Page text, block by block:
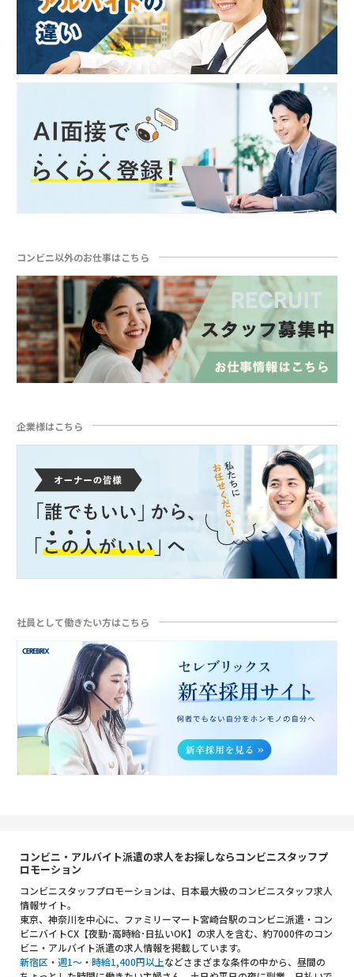
コンビニ以外のお仕事はこちら
企業様はこちら
社員として働きたい方はこちら
コンビニ・アルバイト派遣の求人をお探しならコンビニスタッフプ
ロモーション
コンビニスタッフプロモーションは、日本最大級のコンビニスタッフ求人
情報サイト。
東京、神奈川を中心に、ファミリーマート宮崎台駅のコンビニ派遣・コン
ビニバイトCX【夜勤･高時給･日払いOK】の求人を含む、約7000件のコン
ビニ・アルバイト派遣の求人情報を掲載しています。
新宿区 ・ 週1～ ・ 時給1,400円以上などさまざまな条件の中から、昼間の